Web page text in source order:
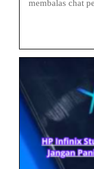
membalas chat